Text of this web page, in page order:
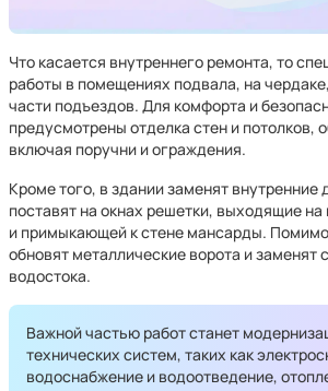
Что касается внутреннего ремонта, то
работы в помещениях подвала, на
части подъездов. Для комфорта и
предусмотрены отделка стен и потолков,
включая поручни и ограждения.
Кроме того, в здании заменят внутренние
поставят на окнах решетки, выходящие
и примыкающей к стене мансарды. Помимо
обновят металлические ворота и заменят
водостока.
Важной частью работ станет
технических систем, таких как
водоснабжение и водоотведение,